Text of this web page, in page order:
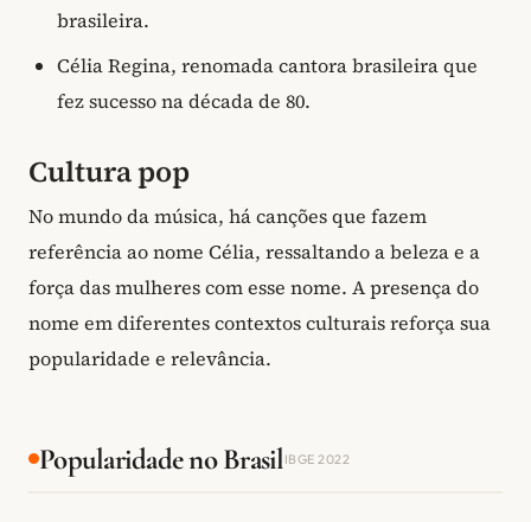
brasileira.
Célia Regina, renomada cantora brasileira que
fez sucesso na década de 80.
Cultura pop
No mundo da música, há canções que fazem
referência ao nome Célia, ressaltando a beleza e a
força das mulheres com esse nome. A presença do
nome em diferentes contextos culturais reforça sua
popularidade e relevância.
Popularidade no BrasilIBGE 2022